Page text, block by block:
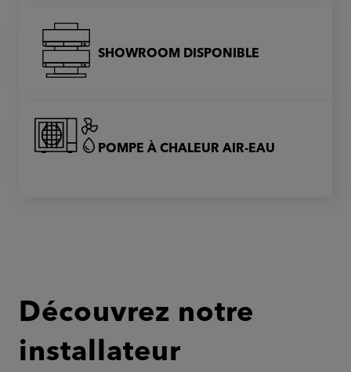
SHOWROOM DISPONIBLE
POMPE À CHALEUR AIR-EAU
Découvrez notre
installateur